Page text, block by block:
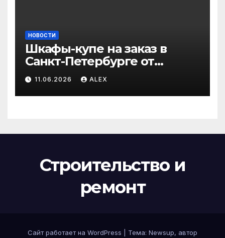
НОВОСТИ
Шкафы-купе на заказ в
Санкт-Петербурге от
производителя по
доступным ценам
11.06.2026 ALEX
Строительство и
ремонт
Сайт работает на WordPress Тема: Newsup, автор